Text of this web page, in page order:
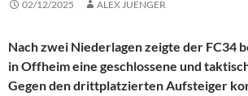
02/12/2025 ALEX JUENGER
Nach zwei Niederlagen zeigte der FC34
in Offheim eine geschlossene und
Gegen den drittplatzierten Aufsteiger